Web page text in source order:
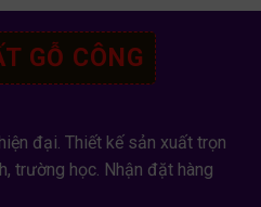
GỖ CÔNG
đại. Thiết kế sản xuất trọn
trường học. Nhận đặt hàng